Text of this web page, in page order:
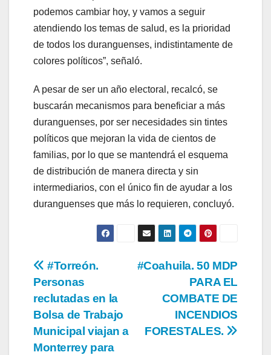
podemos cambiar hoy, y vamos a seguir
atendiendo los temas de salud, es la prioridad
de todos los duranguenses, indistintamente de
colores políticos”, señaló.
A pesar de ser un año electoral, recalcó, se
buscarán mecanismos para beneficiar a más
duranguenses, por ser necesidades sin tintes
políticos que mejoran la vida de cientos de
familias, por lo que se mantendrá el esquema
de distribución de manera directa y sin
intermediarios, con el único fin de ayudar a los
duranguenses que más lo requieren, concluyó.
Navegación
de
entradas
#Coahuila. 50 MDP
PARA EL
COMBATE DE
INCENDIOS
FORESTALES.
#Torreón.
Personas
reclutadas en la
Bolsa de Trabajo
Municipal viajan a
Monterrey para